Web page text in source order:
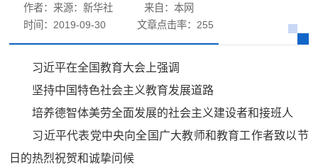
作者：来源：新华社
来自：本网
时间：2019-09-30
文章点击率： 255
习近平在全国教育大会上强调
坚持中国特色社会主义教育发展道路
培养德智体美劳全面发展的社会主义建设者和接班人
习近平代表党中央向全国广大教师和教育工作者致以节
日的热烈祝贺和诚挚问候